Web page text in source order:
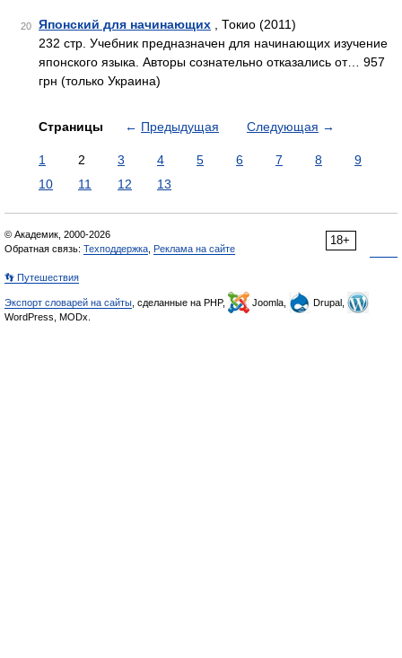
20 Японский для начинающих , Токио (2011)
232 стр. Учебник предназначен для начинающих изучение
японского языка. Авторы сознательно отказались от… 957
грн (только Украина)
Страницы ← Предыдущая Следующая →
1 2 3 4 5 6 7 8
9
10
11 12 13
18+
© Академик, 2000-2026
Обратная связь: Техподдержка Реклама на сайте
👣 Путешествия
Экспорт словарей на сайты , сделанные на PHP, Joomla,
Drupal,
WordPress, MODx.